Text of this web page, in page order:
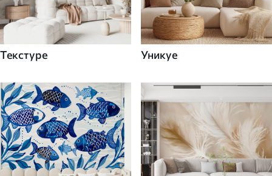
Текстуре Уникуе